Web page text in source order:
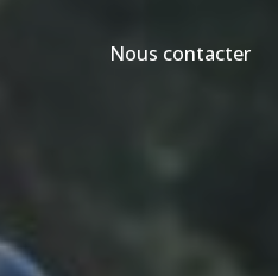
Nous contacter